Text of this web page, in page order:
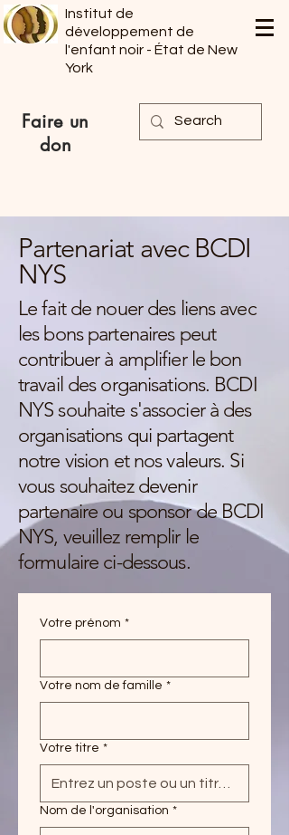
Institut de
développement de
l'enfant noir - État de New
York
Faire un
don
Partenariat avec BCDI
NYS
Le fait de nouer des liens avec
les bons partenaires peut
contribuer à amplifier le bon
travail des organisations. BCDI
NYS souhaite s'associer à des
organisations qui partagent
notre vision et nos valeurs. Si
vous souhaitez devenir
partenaire ou sponsor de BCDI
NYS, veuillez remplir le
formulaire ci-dessous.
Votre prénom *
Votre nom de famille *
Votre titre *
Nom de l'organisation *